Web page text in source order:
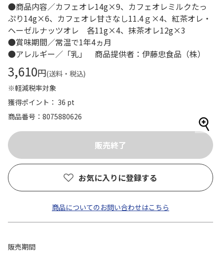
●商品内容／カフェオレ14g×9、カフェオレミルクたっ
ぷり14g×6、カフェオレ甘さなし11.4ｇ×4、紅茶オレ・
ヘーゼルナッツオレ 各11g×4、抹茶オレ12g×3
●賞味期間／常温で1年4ヵ月
●アレルギー／「乳」 商品提供者：伊藤忠食品（株）
3,610円(送料・税込)
※軽減税率対象
獲得ポイント： 36 pt
商品番号
8075880626
お気に入りに登録する
商品についてのお問い合わせはこちら
販売期間